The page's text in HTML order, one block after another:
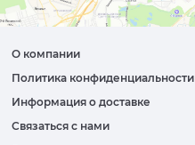
О компании
Политика конфиденциальности
Информация о доставке
Связаться с нами